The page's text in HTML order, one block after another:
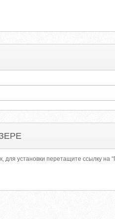
для установки перетащите ссылку на